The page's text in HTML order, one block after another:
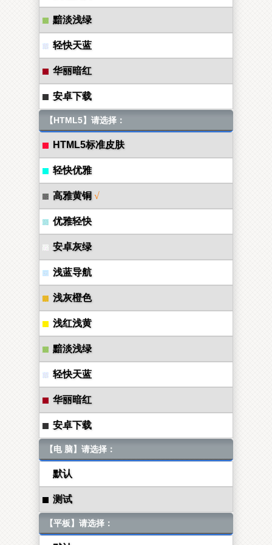
黯淡浅绿
轻快天蓝
华丽暗红
安卓下载
【HTML5】请选择：
HTML5标准皮肤
轻快优雅
高雅黄铜 √
优雅轻快
安卓灰绿
浅蓝导航
浅灰橙色
浅红浅黄
黯淡浅绿
轻快天蓝
华丽暗红
安卓下载
【电 脑】请选择：
默认
测试
【平板】请选择：